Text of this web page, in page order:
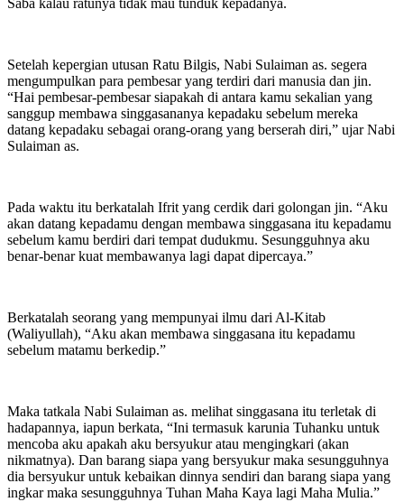
Saba kalau ratunya tidak mau tunduk kepadanya.
Setelah kepergian utusan Ratu Bilgis, Nabi Sulaiman as. segera
mengumpulkan para pembesar yang terdiri dari manusia dan jin.
“Hai pembesar-pembesar siapakah di antara kamu sekalian yang
sanggup membawa singgasananya kepadaku sebelum mereka
datang kepadaku sebagai orang-orang yang berserah diri,” ujar Nabi
Sulaiman as.
Pada waktu itu berkatalah Ifrit yang cerdik dari golongan jin. “Aku
akan datang kepadamu dengan membawa singgasana itu kepadamu
sebelum kamu berdiri dari tempat dudukmu. Sesungguhnya aku
benar-benar kuat membawanya lagi dapat dipercaya.”
Berkatalah seorang yang mempunyai ilmu dari Al-Kitab
(Waliyullah), “Aku akan membawa singgasana itu kepadamu
sebelum matamu berkedip.”
Maka tatkala Nabi Sulaiman as. melihat singgasana itu terletak di
hadapannya, iapun berkata, “Ini termasuk karunia Tuhanku untuk
mencoba aku apakah aku bersyukur atau mengingkari (akan
nikmatnya). Dan barang siapa yang bersyukur maka sesungguhnya
dia bersyukur untuk kebaikan dinnya sendiri dan barang siapa yang
ingkar maka sesungguhnya Tuhan Maha Kaya lagi Maha Mulia.”